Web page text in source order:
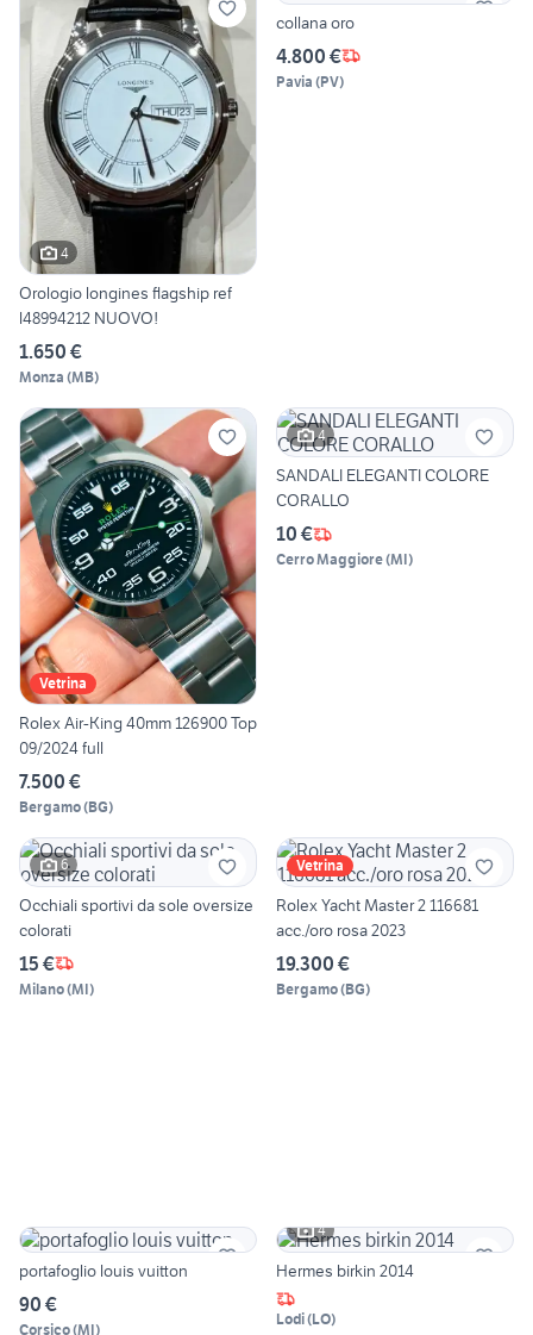
4
Orologio longines flagship ref
l48994212 NUOVO!
1.650 €
Monza (MB)
collana oro
4.800 €
Pavia (PV)
Vetrina
Rolex Air-King 40mm 126900 Top
09/2024 full
7.500 €
Bergamo(BG)
4
SANDALI ELEGANTI COLORE
CORALLO
10 €
Cerro Maggiore(MI)
6
Occhiali sportivi da sole oversize
colorati
15 €
Milano(MI)
Vetrina
Rolex Yacht Master 2 116681
acc./oro rosa 2023
19.300 €
Bergamo(BG)
portafoglio louis vuitton
90 €
Corsico(MI)
4
Hermes birkin 2014
Lodi(LO)